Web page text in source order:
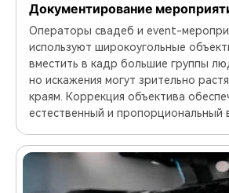
Документирование
Операторы свадеб и event-
используют широкоугольные
вместить в кадр большие группы
но искажения могут зрительно
краям. Коррекция объектива
естественный и пропорциональный